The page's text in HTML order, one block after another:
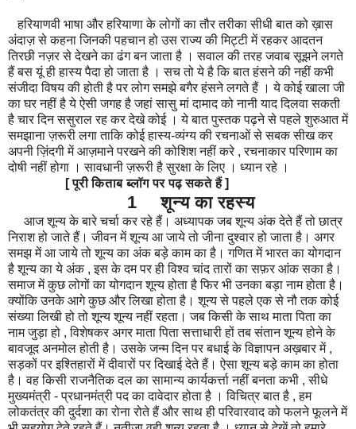
हरियाणवी भाषा और हरियाणा के लोगों का तौर तरीका सीधी बात को ख़ास
अंदाज़ से कहना जिनकी पहचान हो उस राज्य की मिट्टी में रहकर आदतन
तिरछी नज़र से देखने का ढंग बन जाता है । सवाल की तरह जवाब सूझने लगते
हैं बस यूं ही हास्य पैदा हो जाता है । सच तो ये है कि बात हंसने की नहीं कभी
संजीदा विषय की होती है पर लोग समझे बगैर हंसने लगते हैं । ये कोई खाला जी
का घर नहीं है ये ऐसी जगह है जहां सासु मां दामाद को नानी याद दिलवा सकती
है चार दिन ससुराल रह कर देखे कोई । ये बात पुस्तक पढ़ने से पहले शुरुआत में
समझाना ज़रूरी लगा ताकि कोई हास्य-व्यंग्य की रचनाओं से सबक सीख कर
अपनी ज़िंदगी में आज़माने परखने की कोशिश नहीं करे , रचनाकार परिणाम का
दोषी नहीं होगा । सावधानी ज़रूरी है सुरक्षा के लिए । ध्यान रहे ।
[ पूरी किताब ब्लॉग पर पढ़ सकते हैं ]
1 शून्य का रहस्य
आज शून्य के बारे चर्चा कर रहे हैं। अध्यापक जब शून्य अंक देते हैं तो छात्र
निराश हो जाते हैं। जीवन में शून्य आ जाये तो जीना दुश्वार हो जाता है। अगर
समझ में आ जाये तो शून्य का अंक बड़े काम का है। गणित में भारत का योगदान
है शून्य का ये अंक , इस के दम पर ही विश्व चांद तारों का सफ़र आंक सका है।
समाज में कुछ लोगों का योगदान शून्य होता है फिर भी उनका बड़ा नाम होता है।
क्योंकि उनके आगे कुछ और लिखा होता है। शून्य से पहले एक से नौ तक कोई
संख्या लिखी हो तो शून्य शून्य नहीं रहता। जब किसी के साथ माता पिता का
नाम जुड़ा हो , विशेषकर अगर माता पिता सत्ताधारी हों तब संतान शून्य होने के
बावजूद अनमोल होती है। उसके जन्म दिन पर बधाई के विज्ञापन अख़बार में ,
सड़कों पर इश्तिहारों में दीवारों पर दिखाई देते हैं। ऐसा शून्य बड़े काम का होता
है। वह किसी राजनैतिक दल का सामान्य कार्यकर्त्ता नहीं बनता कभी , सीधे
मुख्यमंत्री - प्रधानमंत्री पद का दावेदार होता है । विचित्र बात है , हम
लोकतंत्र की दुर्दशा का रोना रोते हैं और साथ ही परिवारवाद को फलने फूलने में